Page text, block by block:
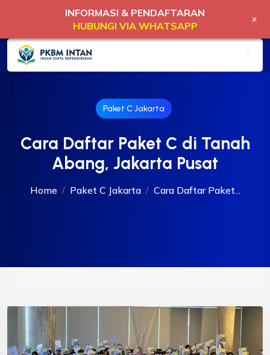
Paket C Jakarta
Cara Daftar Paket C di Tanah
Abang, Jakarta Pusat
Home Paket C Jakarta Cara Daftar Paket...
INFORMASI & PENDAFTARAN
HUBUNGI VIA WHATSAPP
+